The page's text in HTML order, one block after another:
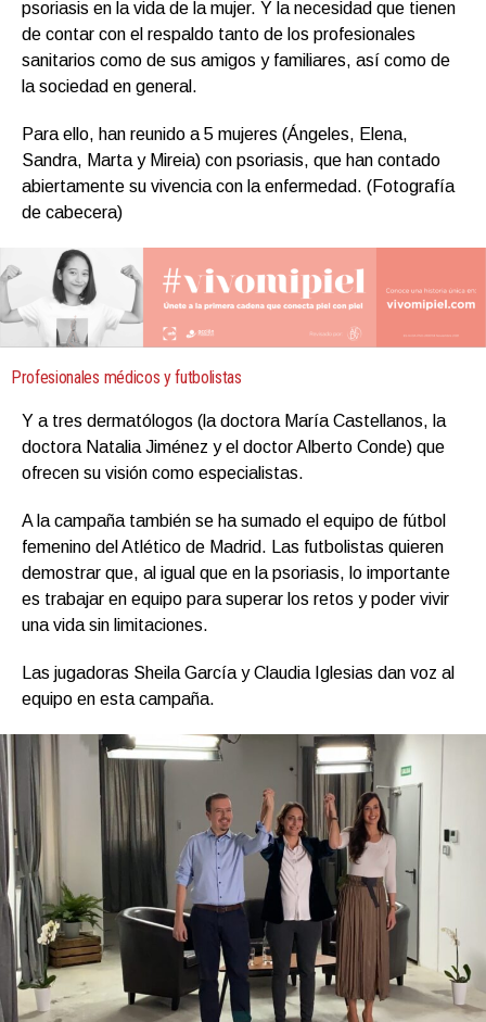
psoriasis en la vida de la mujer. Y la necesidad que tienen
de contar con el respaldo tanto de los profesionales
sanitarios como de sus amigos y familiares, así como de
la sociedad en general.
Para ello, han reunido a 5 mujeres (Ángeles, Elena,
Sandra, Marta y Mireia) con psoriasis, que han contado
abiertamente su vivencia con la enfermedad. (Fotografía
de cabecera)
Profesionales médicos y futbolistas
Y a tres dermatólogos (la doctora María Castellanos, la
doctora Natalia Jiménez y el doctor Alberto Conde) que
ofrecen su visión como especialistas.
A la campaña también se ha sumado el equipo de fútbol
femenino del Atlético de Madrid. Las futbolistas quieren
demostrar que, al igual que en la psoriasis, lo importante
es trabajar en equipo para superar los retos y poder vivir
una vida sin limitaciones.
Las jugadoras Sheila García y Claudia Iglesias dan voz al
equipo en esta campaña.